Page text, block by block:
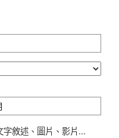
字敘述、圖片、影片...